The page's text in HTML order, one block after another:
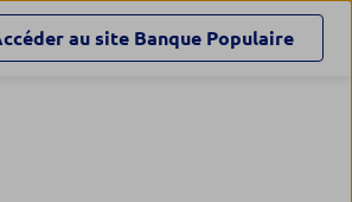
au site Banque Populaire